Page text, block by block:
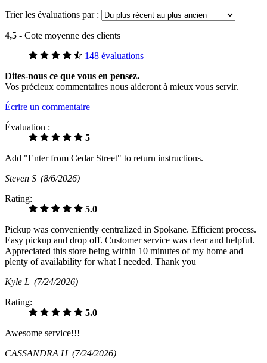
Trier les évaluations par :
4,5 - Cote moyenne des clients
148 évaluations
Dites-nous ce que vous en pensez.
Vos précieux commentaires nous aideront à mieux vous servir.
Écrire un commentaire
Évaluation :
5
Add "Enter from Cedar Street" to return instructions.
Steven S (8/6/2026)
Rating:
5.0
Pickup was conveniently centralized in Spokane. Efficient process.
Easy pickup and drop off. Customer service was clear and helpful.
Appreciated this store being within 10 minutes of my home and
plenty of availability for what I needed. Thank you
Kyle L (7/24/2026)
Rating:
5.0
Awesome service!!!
CASSANDRA H (7/24/2026)